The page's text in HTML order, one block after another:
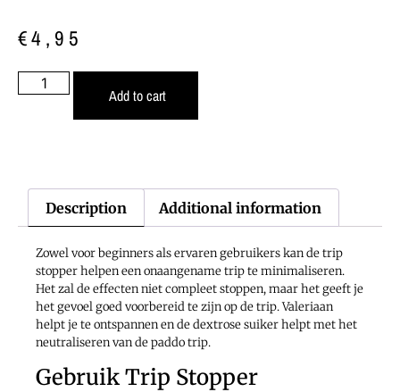
€4,95
Add to cart
Description Additional information
Zowel voor beginners als ervaren gebruikers kan de trip
stopper helpen een onaangename trip te minimaliseren.
Het zal de effecten niet compleet stoppen, maar het geeft je
het gevoel goed voorbereid te zijn op de trip. Valeriaan
helpt je te ontspannen en de dextrose suiker helpt met het
neutraliseren van de paddo trip.
Gebruik Trip Stopper